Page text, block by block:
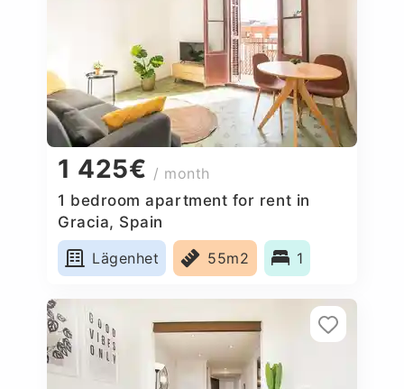
1 425€ / month
1 bedroom apartment for rent in
Gracia, Spain
Lägenhet
55m2 1